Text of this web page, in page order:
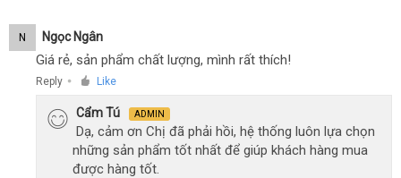
N Ngọc Ngân
Giá rẻ, sản phẩm chất lượng, mình rất thích!
Reply ● Like
Cẩm Tú ADMIN
Dạ, cảm ơn Chị đã phải hồi, hệ thống luôn lựa chọn
những sản phẩm tốt nhất để giúp khách hàng mua
được hàng tốt.